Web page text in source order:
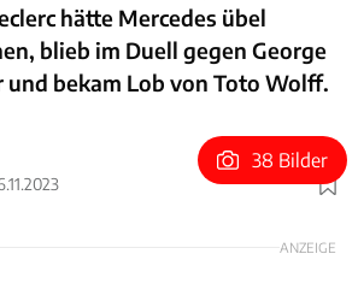
hätte Mercedes übel
blieb im Duell gegen George
und bekam Lob von Toto Wolff.
Foto: Wilhelm
38 Bilder
ANZEIGE